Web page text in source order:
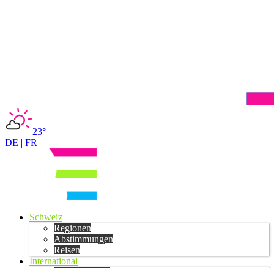
23°
DE | FR
Schweiz
Regionen
Abstimmungen
Reisen
International